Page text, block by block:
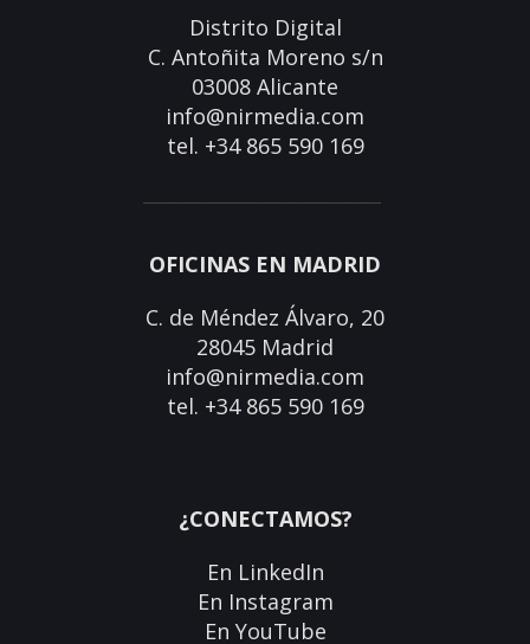
Distrito Digital
C. Antoñita Moreno s/n
03008 Alicante
info@nirmedia.com
tel. +34 865 590 169
OFICINAS EN MADRID
C. de Méndez Álvaro, 20
28045 Madrid
info@nirmedia.com
tel. +34 865 590 169
¿CONECTAMOS?
En LinkedIn
En Instagram
En YouTube